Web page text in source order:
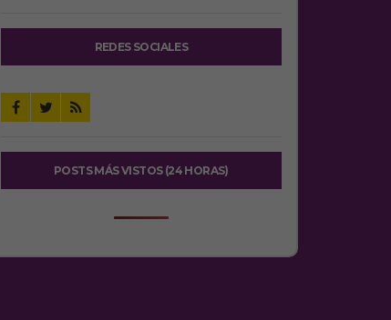
REDES SOCIALES
POSTS MÁS VISTOS (24 HORAS)